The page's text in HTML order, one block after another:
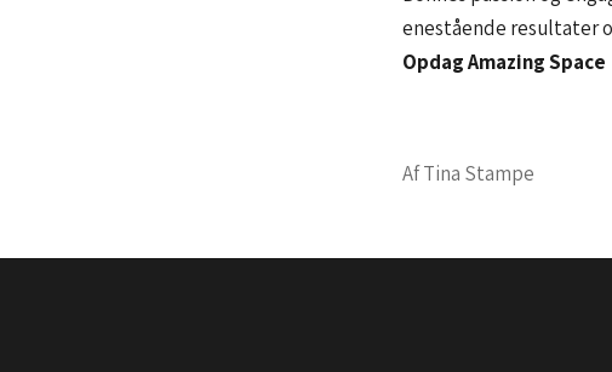
enestående resultater
Opdag Amazing Space
Af Tina Stampe